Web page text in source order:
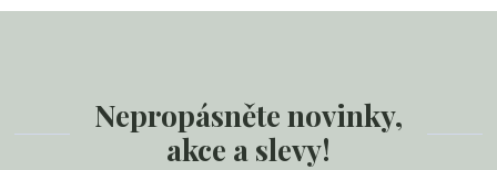
Nepropásněte novinky,
akce a slevy!